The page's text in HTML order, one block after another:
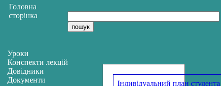
Індивідуальний план
Уроки
Конспекти лекцій
Довідники
Документи
Головна
сторінка